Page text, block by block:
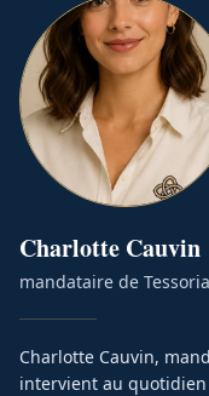
Charlotte Cauvin
mandataire de Tessoria
Charlotte Cauvin,
intervient au